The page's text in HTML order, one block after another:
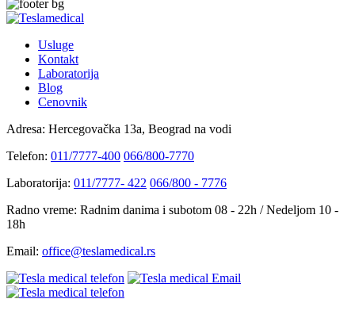
Usluge
Kontakt
Laboratorija
Blog
Cenovnik
Adresa: Hercegovačka 13a, Beograd na vodi
Telefon: 011/7777-400 066/800-7770
Laboratorija: 011/7777- 422 066/800 - 7776
Radno vreme: Radnim danima i subotom 08 - 22h / Nedeljom 10 -
18h
Email: office@teslamedical.rs